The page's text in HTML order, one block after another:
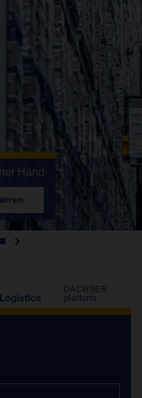
DACHSER
platform